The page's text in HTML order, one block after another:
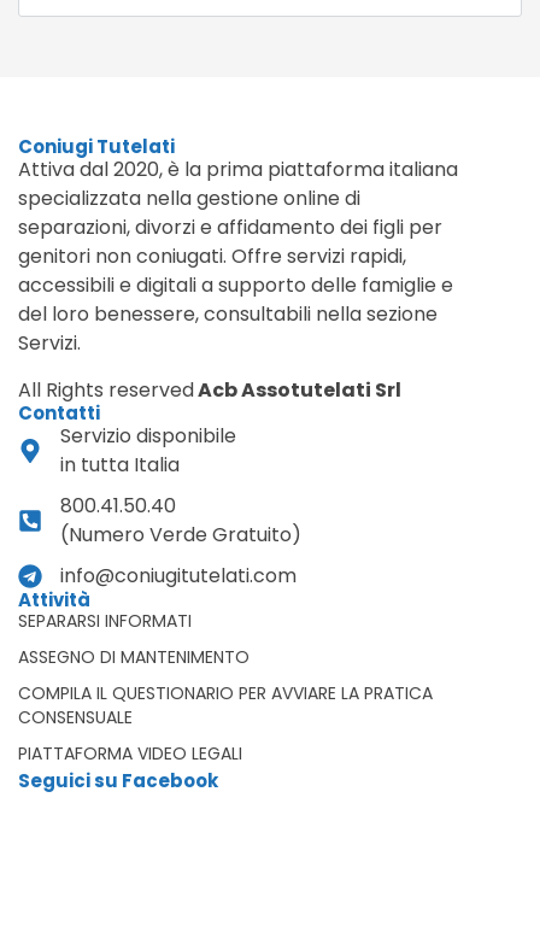
Coniugi Tutelati
Attiva dal 2020, è la prima piattaforma italiana
specializzata nella gestione online di
separazioni, divorzi e affidamento dei figli per
genitori non coniugati. Offre servizi rapidi,
accessibili e digitali a supporto delle famiglie e
del loro benessere, consultabili nella sezione
Servizi.
All Rights reservedAcb Assotutelati Srl
Contatti
Servizio disponibile
in tutta Italia
800.41.50.40
(Numero Verde Gratuito)
info@coniugitutelati.com
Attività
SEPARARSI INFORMATI
ASSEGNO DI MANTENIMENTO
COMPILA IL QUESTIONARIO PER AVVIARE LA PRATICA
CONSENSUALE
PIATTAFORMA VIDEO LEGALI
Seguici su Facebook